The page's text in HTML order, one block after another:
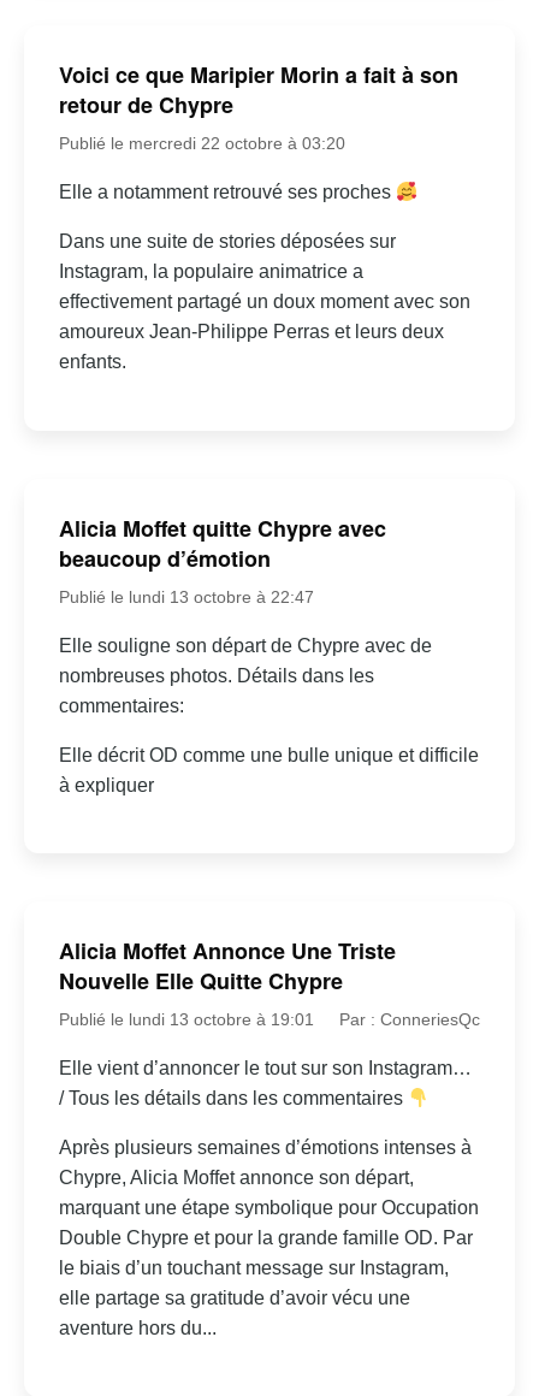
Voici ce que Maripier Morin a fait à son
retour de Chypre
Publié le mercredi 22 octobre à 03:20
Elle a notamment retrouvé ses proches
Dans une suite de stories déposées sur
Instagram, la populaire animatrice a
effectivement partagé un doux moment avec son
amoureux Jean-Philippe Perras et leurs deux
enfants.
Alicia Moffet quitte Chypre avec
beaucoup d’émotion
Publié le lundi 13 octobre à 22:47
Elle souligne son départ de Chypre avec de
nombreuses photos. Détails dans les
commentaires:
Elle décrit OD comme une bulle unique et difficile
à expliquer
Alicia Moffet Annonce Une Triste
Nouvelle Elle Quitte Chypre
Publié le lundi 13 octobre à 19:01 Par : ConneriesQc
Elle vient d’annoncer le tout sur son Instagram…
/ Tous les détails dans les commentaires
Après plusieurs semaines d’émotions intenses à
Chypre, Alicia Moffet annonce son départ,
marquant une étape symbolique pour Occupation
Double Chypre et pour la grande famille OD. Par
le biais d’un touchant message sur Instagram,
elle partage sa gratitude d’avoir vécu une
aventure hors du...